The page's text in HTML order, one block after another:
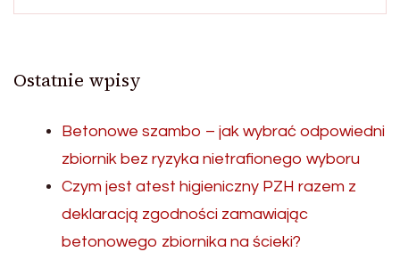
Ostatnie wpisy
Betonowe szambo – jak wybrać odpowiedni
zbiornik bez ryzyka nietrafionego wyboru
Czym jest atest higieniczny PZH razem z
deklaracją zgodności zamawiając
betonowego zbiornika na ścieki?